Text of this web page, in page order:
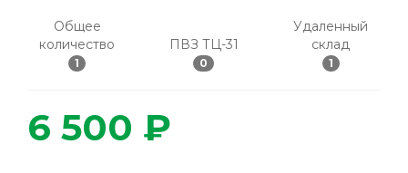
Общее
количество
1
ПВЗ ТЦ-31
0
Удаленный
склад
1
6 500 ₽